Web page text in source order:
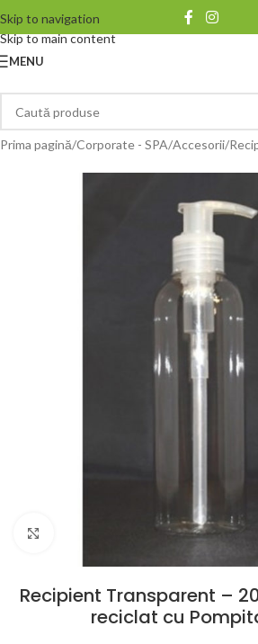
Skip to navigation
Skip to main content
MENU
Prima pagină/Corporate - SPA/Accesorii/
Recipient Transparent –
reciclat cu